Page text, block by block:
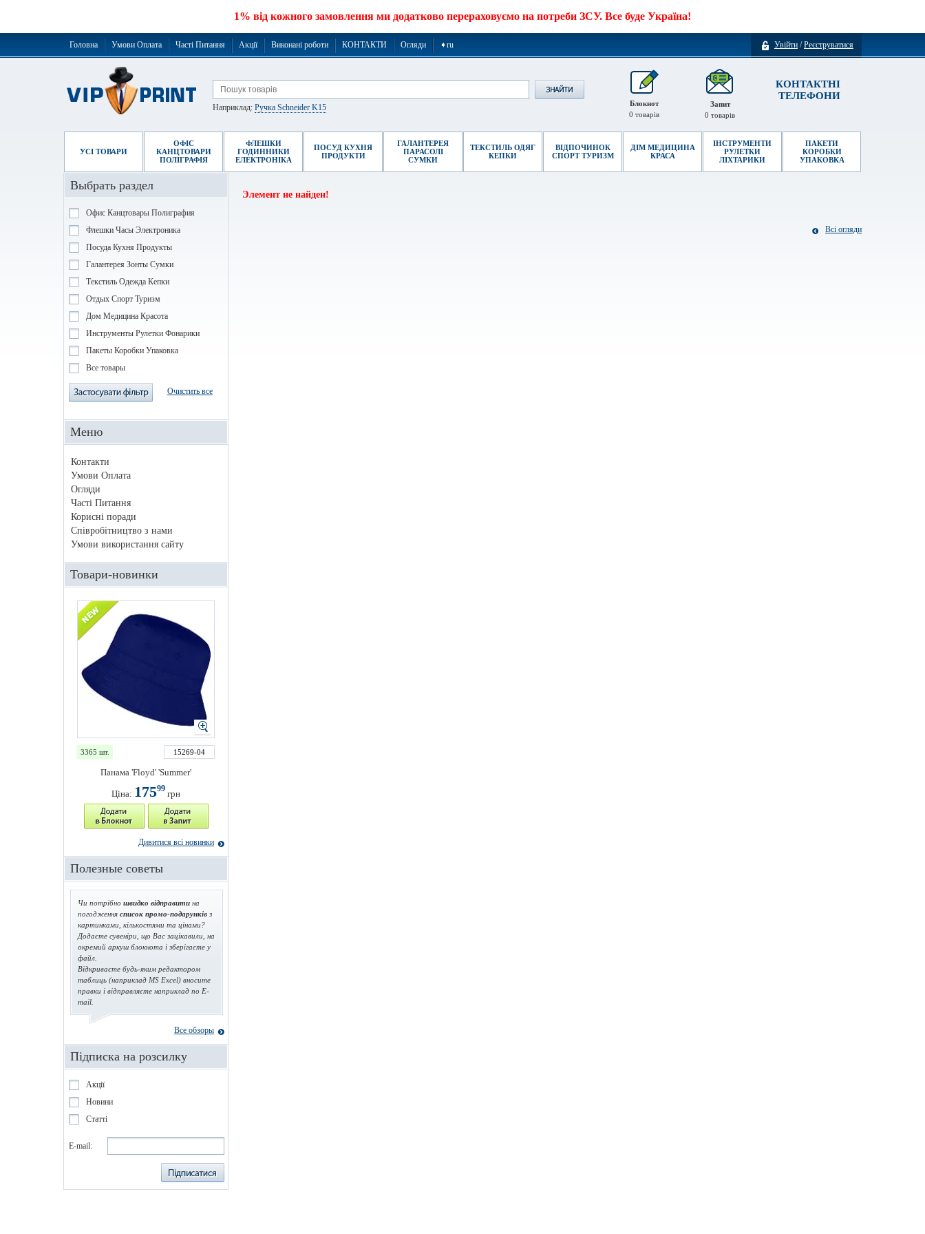
1% від кожного замовлення ми додатково перераховуємо на потреби ЗСУ. Все буде Україна!
Увійти /Реєструватися
Головна Умови Оплата Часті Питання Акції Виконані роботи КОНТАКТИ Огляди ➧ru
КОНТАКТНІ
ТЕЛЕФОНИ
Запит
0 товарів
Наприклад: Ручка Schneider K15
Блокнот
0 товарів
УСІ ТОВАРИ
ОФІС
КАНЦТОВАРИ
ПОЛІГРАФІЯ
ФЛЕШКИ
ГОДИННИКИ
ЕЛЕКТРОНІКА
ПОСУД КУХНЯ
ПРОДУКТИ
ГАЛАНТЕРЕЯ
ПАРАСОЛІ
СУМКИ
ТЕКСТИЛЬ ОДЯГ
КЕПКИ
ВІДПОЧИНОК
СПОРТ ТУРИЗМ
ДІМ МЕДИЦИНА
КРАСА
ІНСТРУМЕНТИ
РУЛЕТКИ
ЛІХТАРИКИ
ПАКЕТИ
КОРОБКИ
УПАКОВКА
Элемент не найден!
Всі огляди
Выбрать раздел
Офис Канцтовары Полиграфия
Флешки Часы Электроника
Посуда Кухня Продукты
Галантерея Зонты Сумки
Текстиль Одежда Кепки
Отдых Спорт Туризм
Дом Медицина Красота
Инструменты Рулетки Фонарики
Пакеты Коробки Упаковка
Все товары
Очистить все
Меню
Контакти
Умови Оплата
Огляди
Часті Питання
Корисні поради
Співробітництво з нами
Умови використання сайту
Товари-новинки
3365 шт. 15269-04
Панама 'Floyd' 'Summer'
Ціна: 17599 грн
Дивитися всі новинки
Полезные советы
Чи потрібно швидко відправити на
погодження список промо-подарунків з
картинками, кількостями та цінами?
Додаєте сувеніри, що Вас зацікавили, на
окремий аркуш блокнота і зберігаєте у
файл.
Відкриваєте будь-яким редактором
таблиць (наприклад MS Excel) вносите
правки і відправляєте наприклад по E-
mail.
Все обзоры
Підписка на розсилку
Акції
Новини
Статті
E-mail: